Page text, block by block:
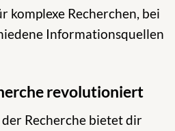
komplexe Recherchen, bei
Informationsquellen
revolutioniert
Recherche bietet dir